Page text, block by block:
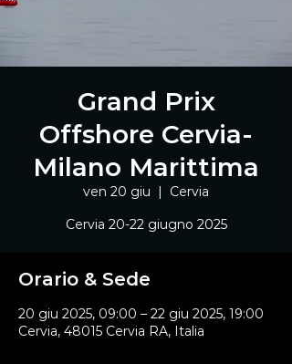
Grand Prix
Offshore Cervia-
Milano Marittima
ven 20 giu
  |
Cervia
Cervia 20-22 giugno 2025
Orario & Sede
20 giu 2025, 09:00 – 22 giu 2025, 19:00
Cervia, 48015 Cervia RA, Italia